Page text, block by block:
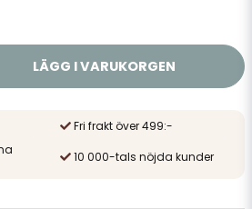
LÄGG I VARUKORGEN
Fri frakt över 499:-
10 000-tals nöjda kunder